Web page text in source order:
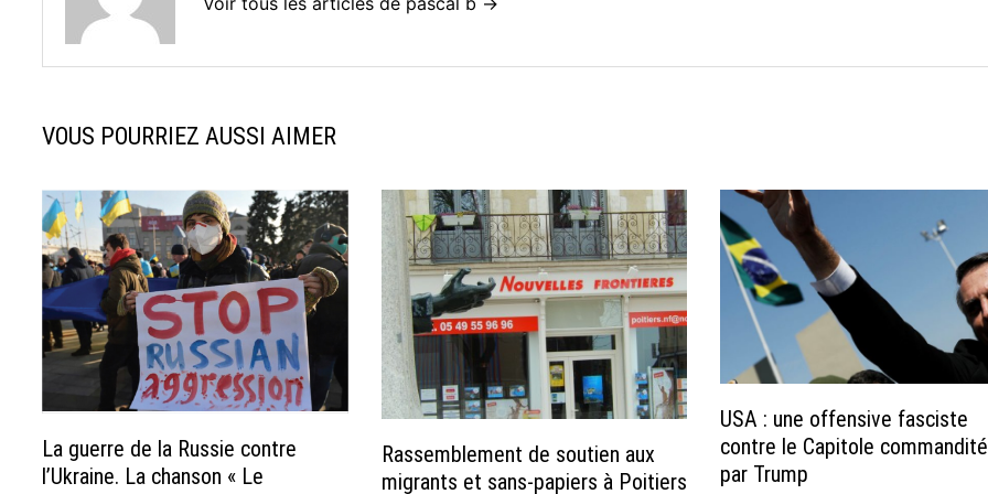
VOUS POURRIEZ AUSSI AIMER
La guerre de la Russie contre
l’Ukraine. La chanson « Le
Rassemblement de soutien aux
migrants et sans-papiers à Poitiers
USA : une offensive fasciste
contre le Capitole
par Trump